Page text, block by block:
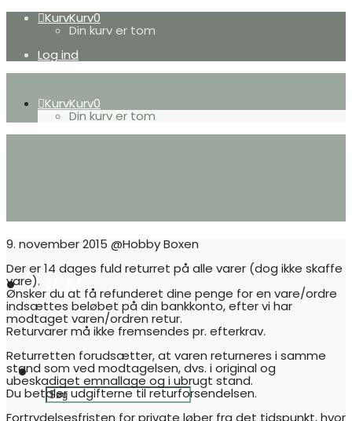
KurvKurv0
Din kurv er tom
Log ind
KurvKurv0
Din kurv er tom
HJEM
SHOP
9. november 2015 @Hobby Boxen
Der er 14 dages fuld returret på alle varer (dog ikke skaffe
vare).
Ønsker du at få refunderet dine penge for en vare/ordre
indsættes beløbet på din bankkonto, efter vi har
modtaget varen/ordren retur.
Returvarer må ikke fremsendes pr. efterkrav.
Returretten forudsætter, at varen returneres i samme
stand som ved modtagelsen, dvs. i original og
ubeskadiget emnallage og i ubrugt stand.
Du betaler udgifterne til returforsendelsen.